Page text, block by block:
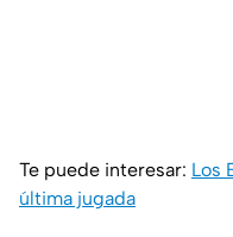
Te puede interesar: Los
última jugada